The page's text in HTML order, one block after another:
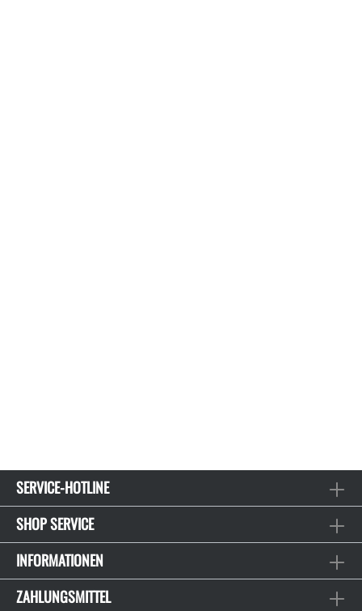
SERVICE-HOTLINE
SHOP SERVICE
INFORMATIONEN
ZAHLUNGSMITTEL